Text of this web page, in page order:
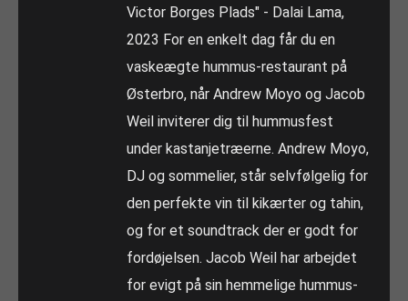
Victor Borges Plads" - Dalai Lama,
2023 For en enkelt dag får du en
vaskeægte hummus-restaurant på
Østerbro, når Andrew Moyo og Jacob
Weil inviterer dig til hummusfest
under kastanjetræerne. Andrew Moyo,
DJ og sommelier, står selvfølgelig for
den perfekte vin til kikærter og tahin,
og for et soundtrack der er godt for
fordøjelsen. Jacob Weil har arbejdet
for evigt på sin hemmelige hummus-